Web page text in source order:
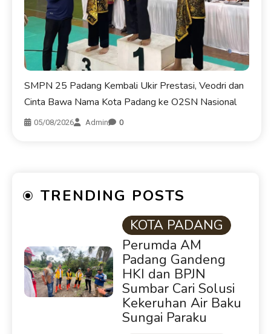
SMPN 25 Padang Kembali Ukir Prestasi, Veodri dan
Cinta Bawa Nama Kota Padang ke O2SN Nasional
05/08/2026 Admin 0
TRENDING POSTS
KOTA PADANG
Perumda AM
Padang Gandeng
HKI dan BPJN
Sumbar Cari Solusi
Kekeruhan Air Baku
Sungai Paraku